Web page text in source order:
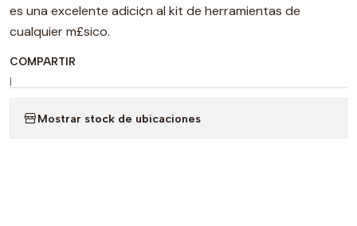
es una excelente adici¢n al kit de herramientas de
cualquier m£sico.
COMPARTIR
|
Mostrar stock de ubicaciones